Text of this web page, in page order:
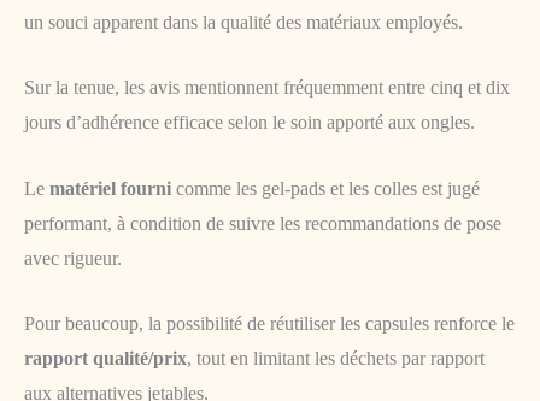
un souci apparent dans la qualité des matériaux employés.
Sur la tenue, les avis mentionnent fréquemment entre cinq et dix
jours d’adhérence efficace selon le soin apporté aux ongles.
Le matériel fourni comme les gel-pads et les colles est jugé
performant, à condition de suivre les recommandations de pose
avec rigueur.
Pour beaucoup, la possibilité de réutiliser les capsules renforce le
rapport qualité/prix, tout en limitant les déchets par rapport
aux alternatives jetables.